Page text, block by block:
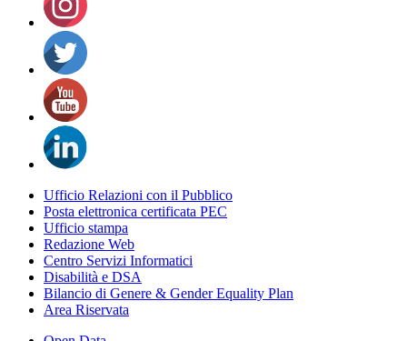
Ufficio Relazioni con il Pubblico
Posta elettronica certificata PEC
Ufficio stampa
Redazione Web
Centro Servizi Informatici
Disabilità e DSA
Bilancio di Genere & Gender Equality Plan
Area Riservata